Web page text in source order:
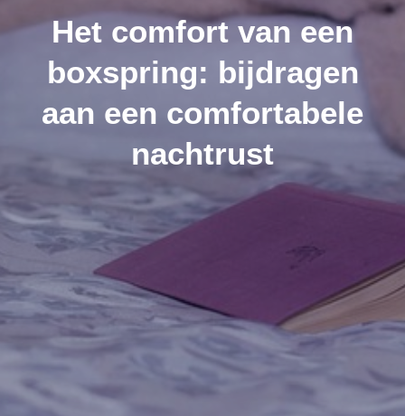
Het comfort van een
boxspring: bijdragen
aan een comfortabele
nachtrust